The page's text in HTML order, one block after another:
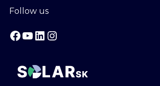
Follow us
Facebook
YouTube
LinkedIn
Instagram